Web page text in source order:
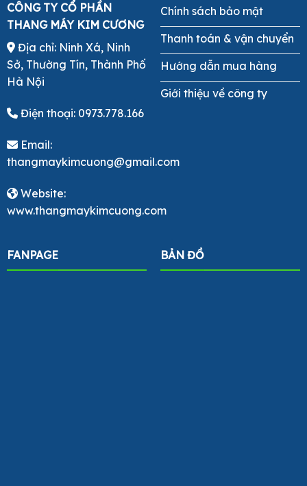
CÔNG TY CỔ PHẦN
THANG MÁY KIM CƯƠNG
Địa chỉ: Ninh Xá, Ninh
Sở, Thường Tín, Thành Phố
Hà Nội
Điện thoại: 0973.778.166
Email:
thangmaykimcuong@gmail.com
Website:
www.thangmaykimcuong.com
Chính sách bảo mật
Thanh toán & vận chuyển
Hướng dẫn mua hàng
Giới thiệu về công ty
FANPAGE BẢN ĐỒ